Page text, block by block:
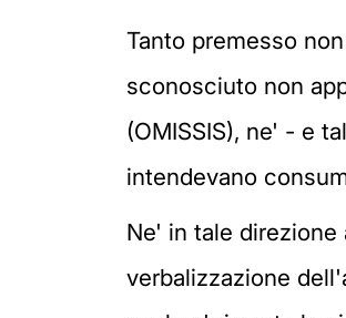
Tanto premesso
sconosciuto non
(OMISSIS), ne' - e
intendevano
Ne' in tale
verbalizzazione